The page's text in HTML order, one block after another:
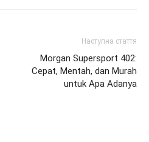
Наступна стаття
Morgan Supersport 402:
Cepat, Mentah, dan Murah
untuk Apa Adanya